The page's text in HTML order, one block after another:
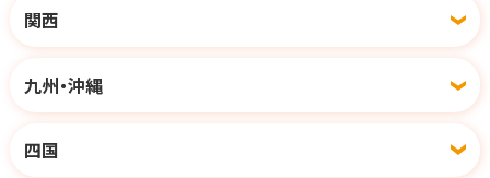
関西
九州・沖縄
四国